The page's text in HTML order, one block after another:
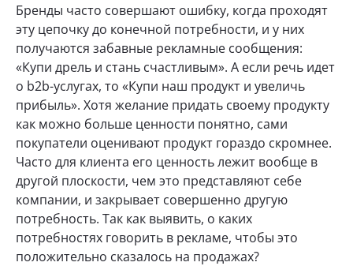
Бренды часто совершают ошибку, когда проходят
эту цепочку до конечной потребности, и у них
получаются забавные рекламные сообщения:
«Купи дрель и стань счастливым». А если речь идет
о b2b-услугах, то «Купи наш продукт и увеличь
прибыль». Хотя желание придать своему продукту
как можно больше ценности понятно, сами
покупатели оценивают продукт гораздо скромнее.
Часто для клиента его ценность лежит вообще в
другой плоскости, чем это представляют себе
компании, и закрывает совершенно другую
потребность. Так как выявить, о каких
потребностях говорить в рекламе, чтобы это
положительно сказалось на продажах?